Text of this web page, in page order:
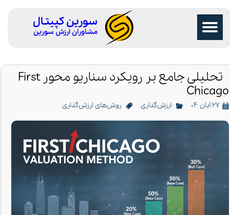
سورین کپیتـال
مشاوران ارزش سورین
تحلیلی جامع بر رویکرد سناریو محور First
Chicago
۲۷ آبان ۰۴ ارزش‌گذاری روش‌های ارزش‌گذاری